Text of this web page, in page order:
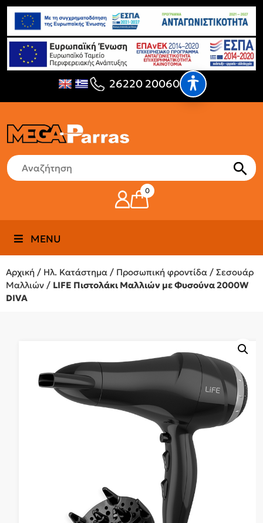
26220 20060
0
MENU
Αρχική / Ηλ. Κατάστημα / Προσωπική φροντίδα / Σεσουάρ
Μαλλιών / LIFE Πιστολάκι Μαλλιών με Φυσούνα 2000W
DIVA